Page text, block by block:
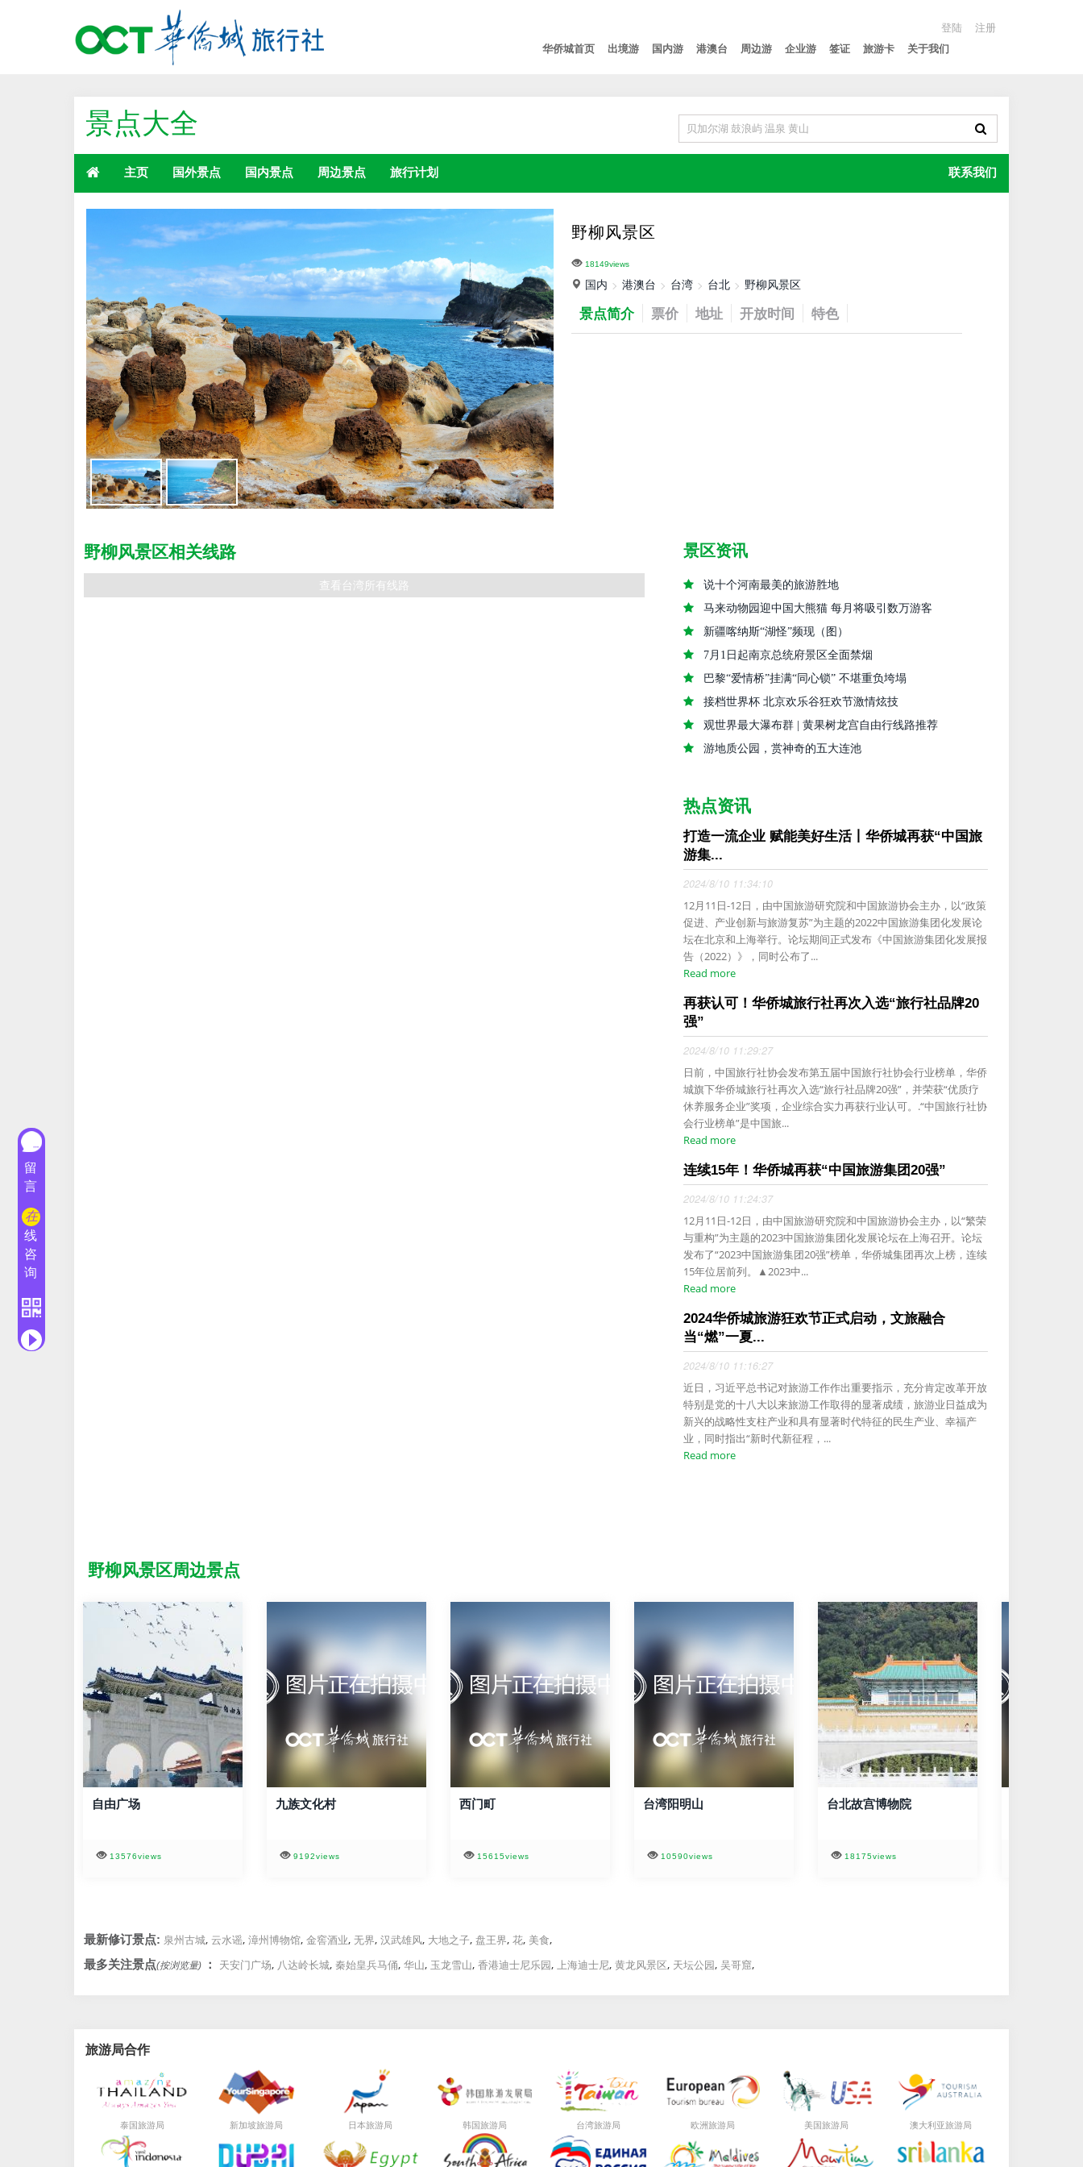
登陆
注册
华侨城首页
出境游 国内游 港澳台 周边游 企业游 签证 旅游卡 关于我们
景点大全
主页 国外景点 国内景点 周边景点 旅行计划 联系我们
野柳风景区
18149views
国内 港澳台 台湾 台北 野柳风景区
景点简介 票价 地址 开放时间 特色
野柳风景区相关线路
查看台湾所有线路
景区资讯
说十个河南最美的旅游胜地
马来动物园迎中国大熊猫 每月将吸引数万游客
新疆喀纳斯“湖怪”频现（图）
7月1日起南京总统府景区全面禁烟
巴黎“爱情桥”挂满“同心锁” 不堪重负垮塌
接档世界杯 北京欢乐谷狂欢节激情炫技
观世界最大瀑布群 | 黄果树龙宫自由行线路推荐
游地质公园，赏神奇的五大连池
热点资讯
打造一流企业 赋能美好生活丨华侨城再获“中国旅
游集...
2024/8/10 11:34:10
12月11日-12日，由中国旅游研究院和中国旅游协会主办，以“政策
促进、产业创新与旅游复苏”为主题的2022中国旅游集团化发展论
坛在北京和上海举行。论坛期间正式发布《中国旅游集团化发展报
告（2022）》，同时公布了...
Read more
再获认可！华侨城旅行社再次入选“旅行社品牌20
强”
2024/8/10 11:29:27
日前，中国旅行社协会发布第五届中国旅行社协会行业榜单，华侨
城旗下华侨城旅行社再次入选“旅行社品牌20强”，并荣获“优质疗
休养服务企业”奖项，企业综合实力再获行业认可。.“中国旅行社协
会行业榜单”是中国旅...
Read more
连续15年！华侨城再获“中国旅游集团20强”
2024/8/10 11:24:37
12月11日-12日，由中国旅游研究院和中国旅游协会主办，以“繁荣
与重构”为主题的2023中国旅游集团化发展论坛在上海召开。论坛
发布了“2023中国旅游集团20强”榜单，华侨城集团再次上榜，连续
15年位居前列。▲2023中...
Read more
2024华侨城旅游狂欢节正式启动，文旅融合
当“燃”一夏...
2024/8/10 11:16:27
近日，习近平总书记对旅游工作作出重要指示，充分肯定改革开放
特别是党的十八大以来旅游工作取得的显著成绩，旅游业日益成为
新兴的战略性支柱产业和具有显著时代特征的民生产业、幸福产
业，同时指出“新时代新征程，...
Read more
野柳风景区周边景点
自由广场
13576views
九族文化村
9192views
西门町
15615views
台湾阳明山
10590views
台北故宫博物院
18175views
最新修订景点: 泉州古城, 云水谣, 漳州博物馆, 金窖酒业, 无界, 汉武雄风, 大地之子, 盘王界, 花, 美食,
最多关注景点(按浏览量) ： 天安门广场, 八达岭长城, 秦始皇兵马俑, 华山, 玉龙雪山, 香港迪士尼乐园, 上海迪士尼, 黄龙风景区, 天坛公园, 吴哥窟,
旅游局合作
泰国旅游局 新加坡旅游局 日本旅游局 韩国旅游局 台湾旅游局 欧洲旅游局 美国旅游局 澳大利亚旅游局
留
言
在
线
咨
询